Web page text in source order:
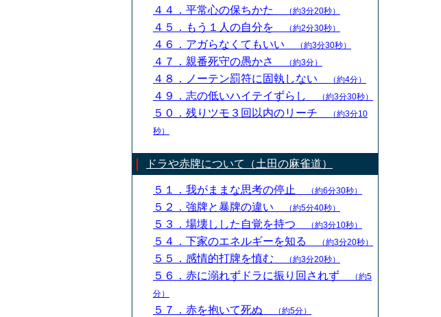
４４．平常心の保ちかた （約3分20秒）
４５．もう１人の自分を （約2分30秒）
４６．アガらなくてもいい （約3分30秒）
４７．親番死守の愚かさ （約3分）
４８．ノーテン罰符に固執しない （約4分）
４９．志の低いハイテイずらし （約3分30秒）
５０．残りツモ３回以内のリーチ
（約3分10
秒）
ドラや赤牌について（土田の麻雀道）
５１．我がままな思考の停止 （約6分30秒）
５２．強牌と暴牌の違い （約5分40秒）
５３．場壊しした自覚を持つ （約3分10秒）
５４．下家のエネルギーを知る （約3分20秒）
５５．感情的打牌を慎む （約3分20秒）
５６．赤に溺れずドラに振り回されず
（約5
分）
５７．赤を抱いて死ぬ （約5分）